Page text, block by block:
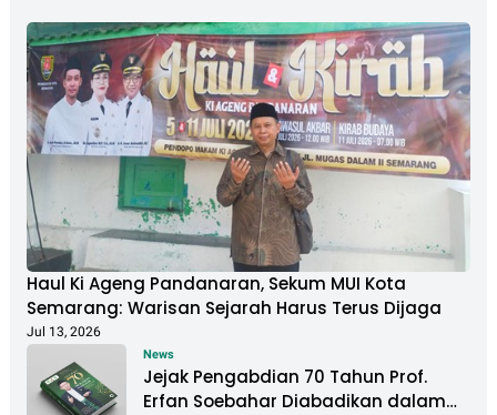
Haul Ki Ageng Pandanaran, Sekum MUI Kota
Semarang: Warisan Sejarah Harus Terus Dijaga
Jul 13, 2026
News
Jejak Pengabdian 70 Tahun Prof.
Erfan Soebahar Diabadikan dalam